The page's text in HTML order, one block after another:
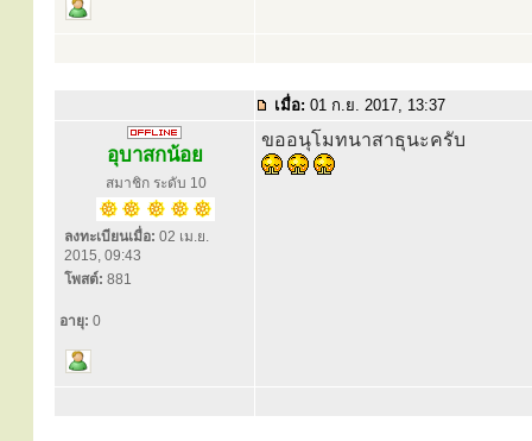
เมื่อ: 01 ก.ย. 2017, 13:37
อุบาสกน้อย
สมาชิก ระดับ 10
ลงทะเบียนเมื่อ: 02 เม.ย.
2015, 09:43
โพสต์: 881
อายุ: 0
ขออนุโมทนาสาธุนะครับ